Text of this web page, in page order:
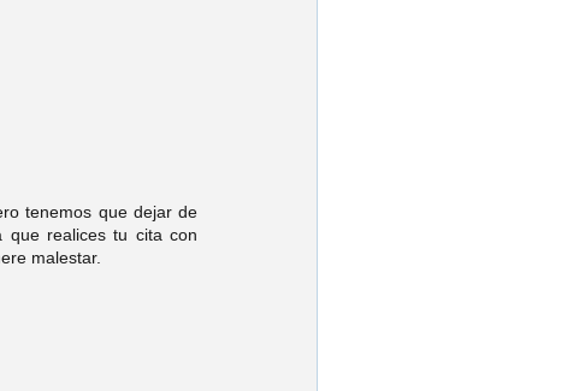
tenemos que dejar de
que realices tu cita con
malestar.